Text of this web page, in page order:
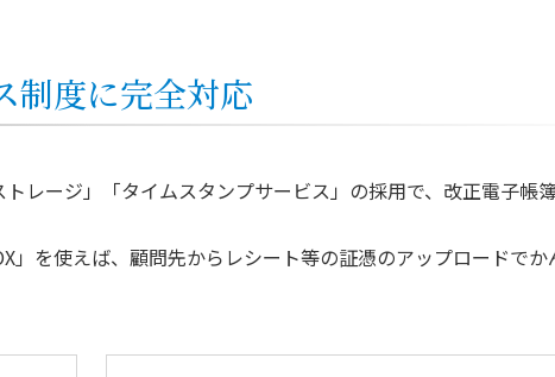
制度に完全対応
レージ」「タイムスタンプサービス」の採用で、改正電子帳
を使えば、顧問先からレシート等の証憑のアップロードで